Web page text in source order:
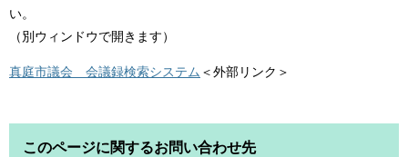
い。
（別ウィンドウで開きます）
真庭市議会 会議録検索システム ＜外部リンク＞
このページに関するお問い合わせ先